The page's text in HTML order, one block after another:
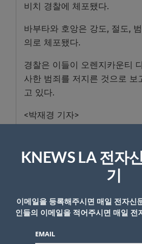
비치 경찰에 체포됐다.
바부타와 호앙은 강도, 절도,
의로 체포됐다.
경찰은 이들이 오렌지카운티
사한 범죄를 저지른 것으로 보
고 있다.
<박재경 기자>
- Copyright © KNEWSLA.COM, 무단
KNEWS LA 전자
기
이메일을 등록해주시면 매일 전자신
인들의 이메일을 적어주시면 매일 전
EMAIL